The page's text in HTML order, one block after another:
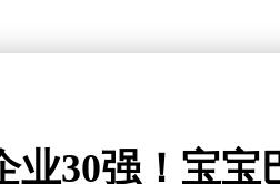
30强！宝宝